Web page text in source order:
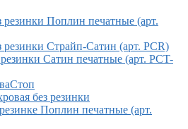
Поплин печатные (арт.
Страйп-Сатин (арт. PCR)
Сатин печатные (арт. PCT-
без резинки
Поплин печатные (арт.